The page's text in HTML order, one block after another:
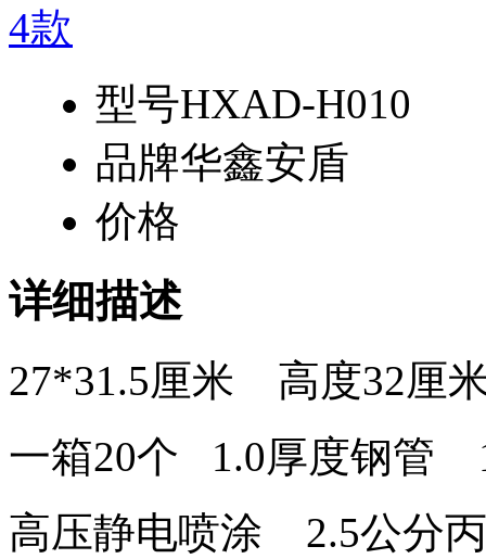
型号HXAD-H010
品牌华鑫安盾
价格
详细描述
27*31.5厘米 高度32厘
一箱20个 1.0厚度钢管
高压静电喷涂 2.5公分